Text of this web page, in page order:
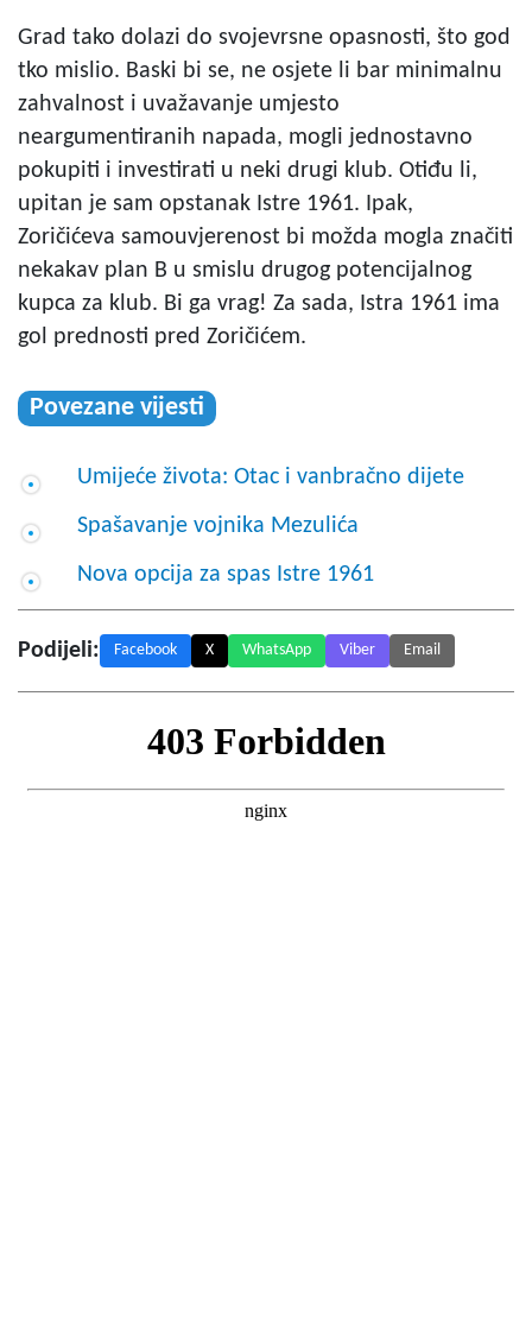
Grad tako dolazi do svojevrsne opasnosti, što god
tko mislio. Baski bi se, ne osjete li bar minimalnu
zahvalnost i uvažavanje umjesto
neargumentiranih napada, mogli jednostavno
pokupiti i investirati u neki drugi klub. Otiđu li,
upitan je sam opstanak Istre 1961. Ipak,
Zoričićeva samouvjerenost bi možda mogla značiti
nekakav plan B u smislu drugog potencijalnog
kupca za klub. Bi ga vrag! Za sada, Istra 1961 ima
gol prednosti pred Zoričićem.
Povezane vijesti
Umijeće života: Otac i vanbračno dijete
Spašavanje vojnika Mezulića
Nova opcija za spas Istre 1961
Podijeli: Facebook X WhatsApp Viber Email